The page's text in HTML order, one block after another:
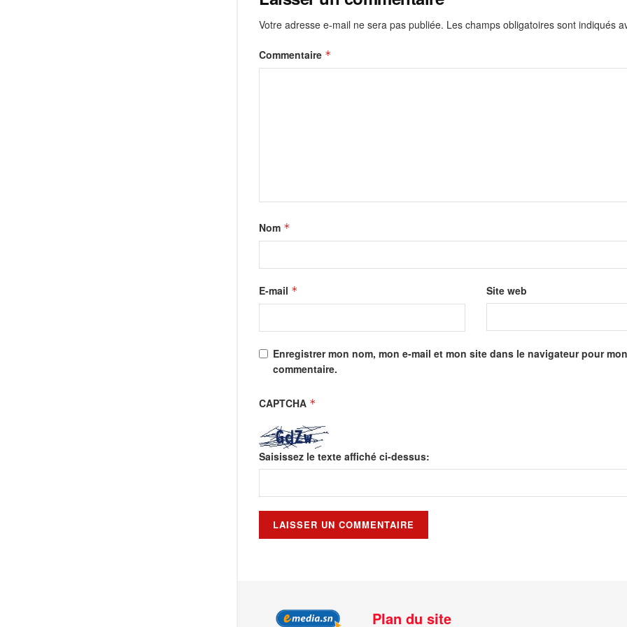
Votre adresse e-mail ne sera pas publiée. Les champs obligatoires sont indiqués
Commentaire *
Nom *
E-mail * Site web
Enregistrer mon nom, mon e-mail et mon site dans le navigateur pour
commentaire.
CAPTCHA *
Saisissez le texte affiché ci-dessus:
Plan du site